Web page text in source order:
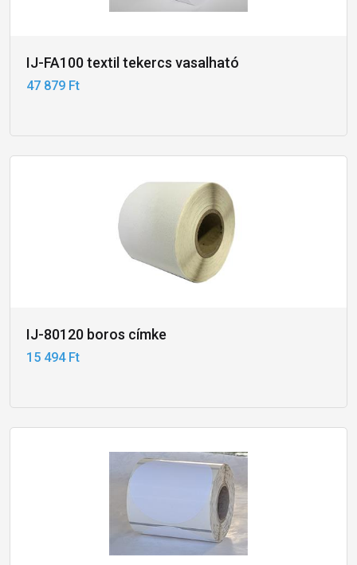
IJ-FA100 textil tekercs vasalható
47 879 Ft
IJ-80120 boros címke
15 494 Ft